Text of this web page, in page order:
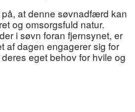
at denne søvnadfærd kan
og omsorgsfuld natur.
i søvn foran fjernsynet, er
af dagen engagerer sig for
eget behov for hvile og